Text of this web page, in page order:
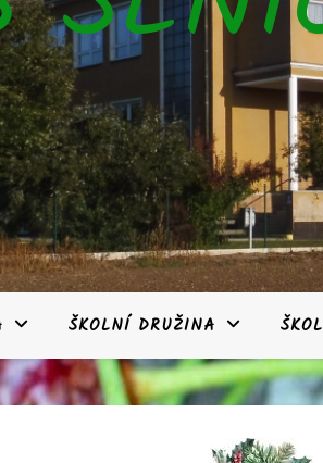
ŠKOLNÍ DRUŽINA